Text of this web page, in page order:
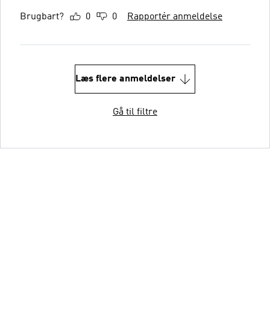
Brugbart? 0 0 Rapportér anmeldelse
Læs flere anmeldelser
Gå til filtre